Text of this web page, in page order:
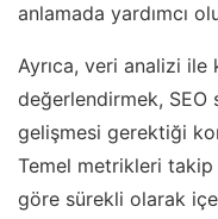
anlamada yardımcı
Ayrıca, veri analizi ile
değerlendirmek,
gelişmesi gerektiği
Temel metrikleri takip
göre sürekli olarak